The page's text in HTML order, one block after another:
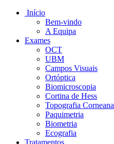
Início
Bem-vindo
A Equipa
Exames
OCT
UBM
Campos Visuais
Ortóptica
Biomicroscopia
Cortina de Hess
Topografia Corneana
Paquimetria
Biometria
Ecografia
Tratamentos